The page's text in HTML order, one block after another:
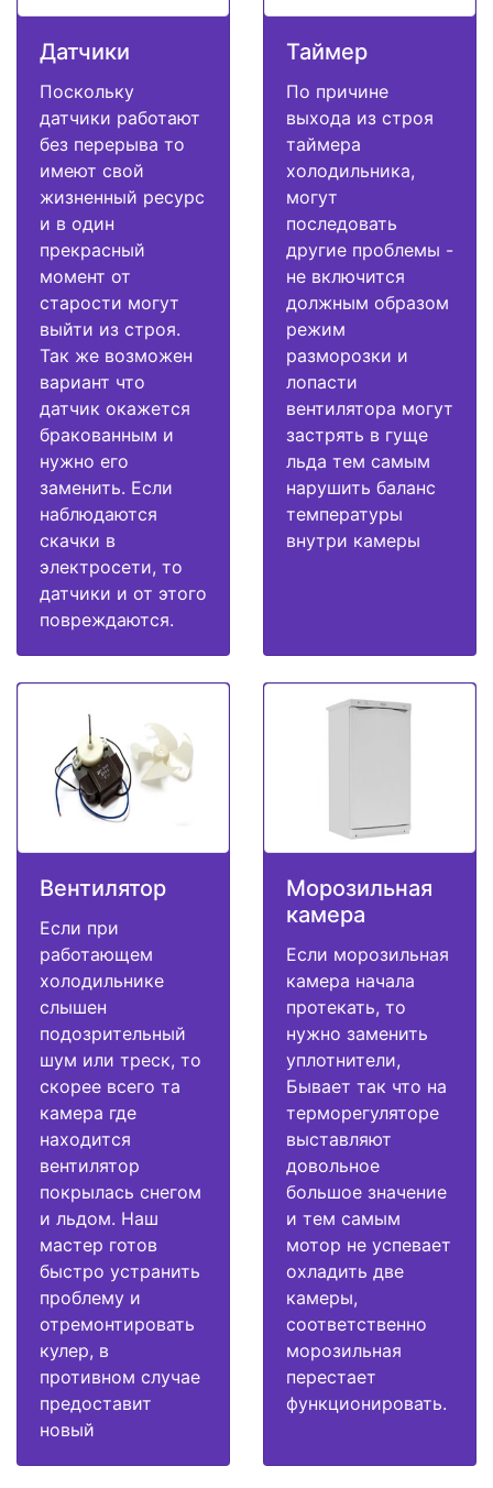
Датчики
Поскольку
датчики работают
без перерыва то
имеют свой
жизненный ресурс
и в один
прекрасный
момент от
старости могут
выйти из строя.
Так же возможен
вариант что
датчик окажется
бракованным и
нужно его
заменить. Если
наблюдаются
скачки в
электросети, то
датчики и от этого
повреждаются.
Таймер
По причине
выхода из строя
таймера
холодильника,
могут
последовать
другие проблемы -
не включится
должным образом
режим
разморозки и
лопасти
вентилятора могут
застрять в гуще
льда тем самым
нарушить баланс
температуры
внутри камеры
Вентилятор
Если при
работающем
холодильнике
слышен
подозрительный
шум или треск, то
скорее всего та
камера где
находится
вентилятор
покрылась снегом
и льдом. Наш
мастер готов
быстро устранить
проблему и
отремонтировать
кулер, в
противном случае
предоставит
новый
Морозильная
камера
Если морозильная
камера начала
протекать, то
нужно заменить
уплотнители,
Бывает так что на
терморегуляторе
выставляют
довольное
большое значение
и тем самым
мотор не успевает
охладить две
камеры,
соответственно
морозильная
перестает
функционировать.